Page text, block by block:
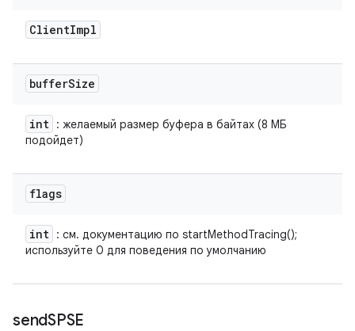
ClientImpl
bufferSize
int : желаемый размер буфера в байтах (8 МБ
подойдет)
flags
int : см. документацию по startMethodTracing();
используйте 0 для поведения по умолчанию
sendSPSE